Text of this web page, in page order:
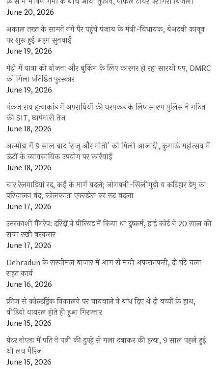
June 20, 2026
अकाल तख्त के सामने नंगे पैर पहुंचे पंजाब के मंत्री-विधायक, बेअदबी कानून
पर शुरू हुई अहम सुनवाई
June 19, 2026
मेट्रो में यात्रा की योजना और बुकिंग के लिए कारगर हो रहा सारथी एप, DMRC
को मिला प्रतिष्ठित पुरस्कार
June 19, 2026
पंकज राय हत्याकांड में अपराधियों की धरपकड़ के लिए सारण पुलिस ने गठित
की SIT, छापेमारी तेज
June 18, 2026
अल्मोड़ा में 9 साल बाद ‘राजू और मोती’ को मिली आजादी, कुमाऊं महोत्सव में
ऊंटों के व्यावसायिक उपयोग पर कार्रवाई
June 18, 2026
चार रेलगाड़ियां रद, कई के मार्ग बदले; जोगबनी-सिलीगुड़ी व कटिहार डेमू का
परिचालन बंद, कोलकाता एक्सप्रेस का रूट बदला
June 17, 2026
उत्तरकाशी गैंगरेप: दरिंदों ने पीरियड में किया था दुष्कर्म, हाई कोर्ट ने 20 साल की
सजा रखी बरकरार
June 17, 2026
Dehradun के सरनीमल बाजार में आग से मची अफरातफरी, दो घंटे चला
राहत कार्य
June 16, 2026
फ्रीज से कोल्डड्रिंक निकालने पर चायवाले ने बांध दिए थे दो बच्चों के हाथ,
वीडियो वायरल होते ही हुआ गिरफ्तार
June 15, 2026
ग्रेटर नोएडा में पति ने पत्नी की दुपट्टे से गला दबाकर की हत्या, 9 साल पहले हुई
थी लव मैरिज
June 15, 2026